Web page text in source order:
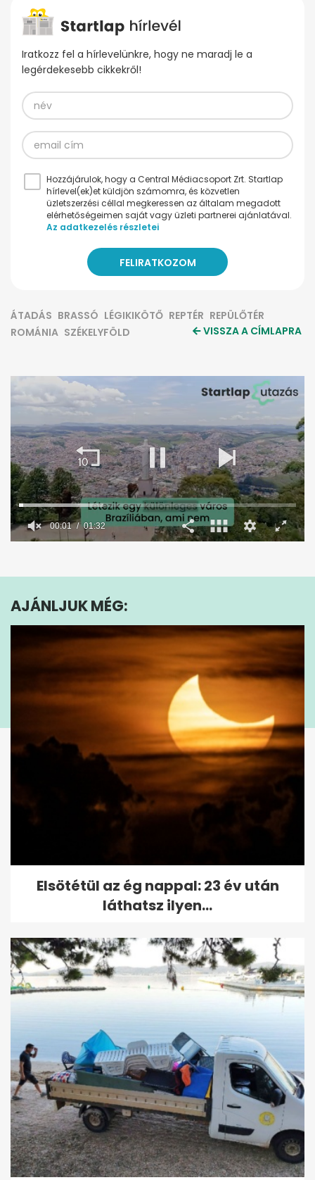
Iratkozz fel a hírlevelünkre, hogy ne maradj le a
legérdekesebb cikkekről!
Hozzájárulok, hogy a Central Médiacsoport Zrt. Startlap
hírlevel(ek)et küldjön számomra, és közvetlen
üzletszerzési céllal megkeressen az általam megadott
elérhetőségeimen saját vagy üzleti partnerei ajánlatával.
Az adatkezelés részletei
ÁTADÁS BRASSÓ LÉGIKIKÖTŐ REPTÉR REPÜLŐTÉR
ROMÁNIA SZÉKELYFÖLD VISSZA A CÍMLAPRA
1
32
seconds
AJÁNLJUK MÉG:
Elsötétül az ég nappal: 23 év után
láthatsz ilyen...